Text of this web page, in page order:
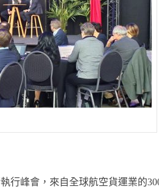
行峰會，來自全球航空貨運業的